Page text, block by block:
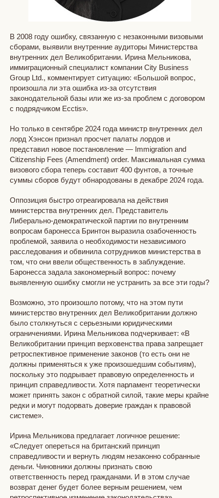
В 2008 году ошибку, связанную с незаконными визовыми
сборами, выявили внутренние аудиторы Министерства
внутренних дел Великобритании. Ирина Мельникова,
иммиграционный специалист компании City Business
Group Ltd., комментирует ситуацию: «Большой вопрос,
произошла ли эта ошибка из-за отсутствия
законодательной базы или же из-за проблем с договором
с подрядчиком Ecctis».
Но только в сентябре 2024 года министр внутренних дел
лорд Хэнсон признал просчет палаты лордов и
представил новое постановление — Immigration and
Citizenship Fees (Amendment) order. Максимальная сумма
визового сбора теперь составит 400 фунтов, а точные
суммы сборов будут обнародованы в декабре 2024 года.
Оппозиция быстро отреагировала на действия
министерства внутренних дел. Представитель
Либерально-демократической партии по внутренним
вопросам баронесса Бринтон выразила озабоченность
проблемой, заявила о необходимости независимого
расследования и обвинила сотрудников министерства в
том, что они ввели общественность в заблуждение.
Баронесса задала закономерный вопрос: почему
выявленную ошибку смогли не устранить за все эти годы?
Возможно, это произошло потому, что на этом пути
министерство внутренних дел Великобритании должно
было столкнуться с серьезными юридическими
ограничениями. Ирина Мельникова подчеркивает: «В
Великобритании принцип верховенства права запрещает
ретроспективное применение законов (то есть они не
должны применяться к уже произошедшим событиям),
поскольку это подрывает правовую определенность и
принцип справедливости. Хотя парламент теоретически
может принять закон с обратной силой, такие меры крайне
редки и могут подорвать доверие граждан к правовой
системе».
Ирина Мельникова предлагает логичное решение:
«Следует опереться на британский принцип
справедливости и вернуть людям незаконно собранные
деньги. Чиновники должны признать свою
ответственность перед гражданами. И в этом случае
возврат денег будет более верным решением, чем